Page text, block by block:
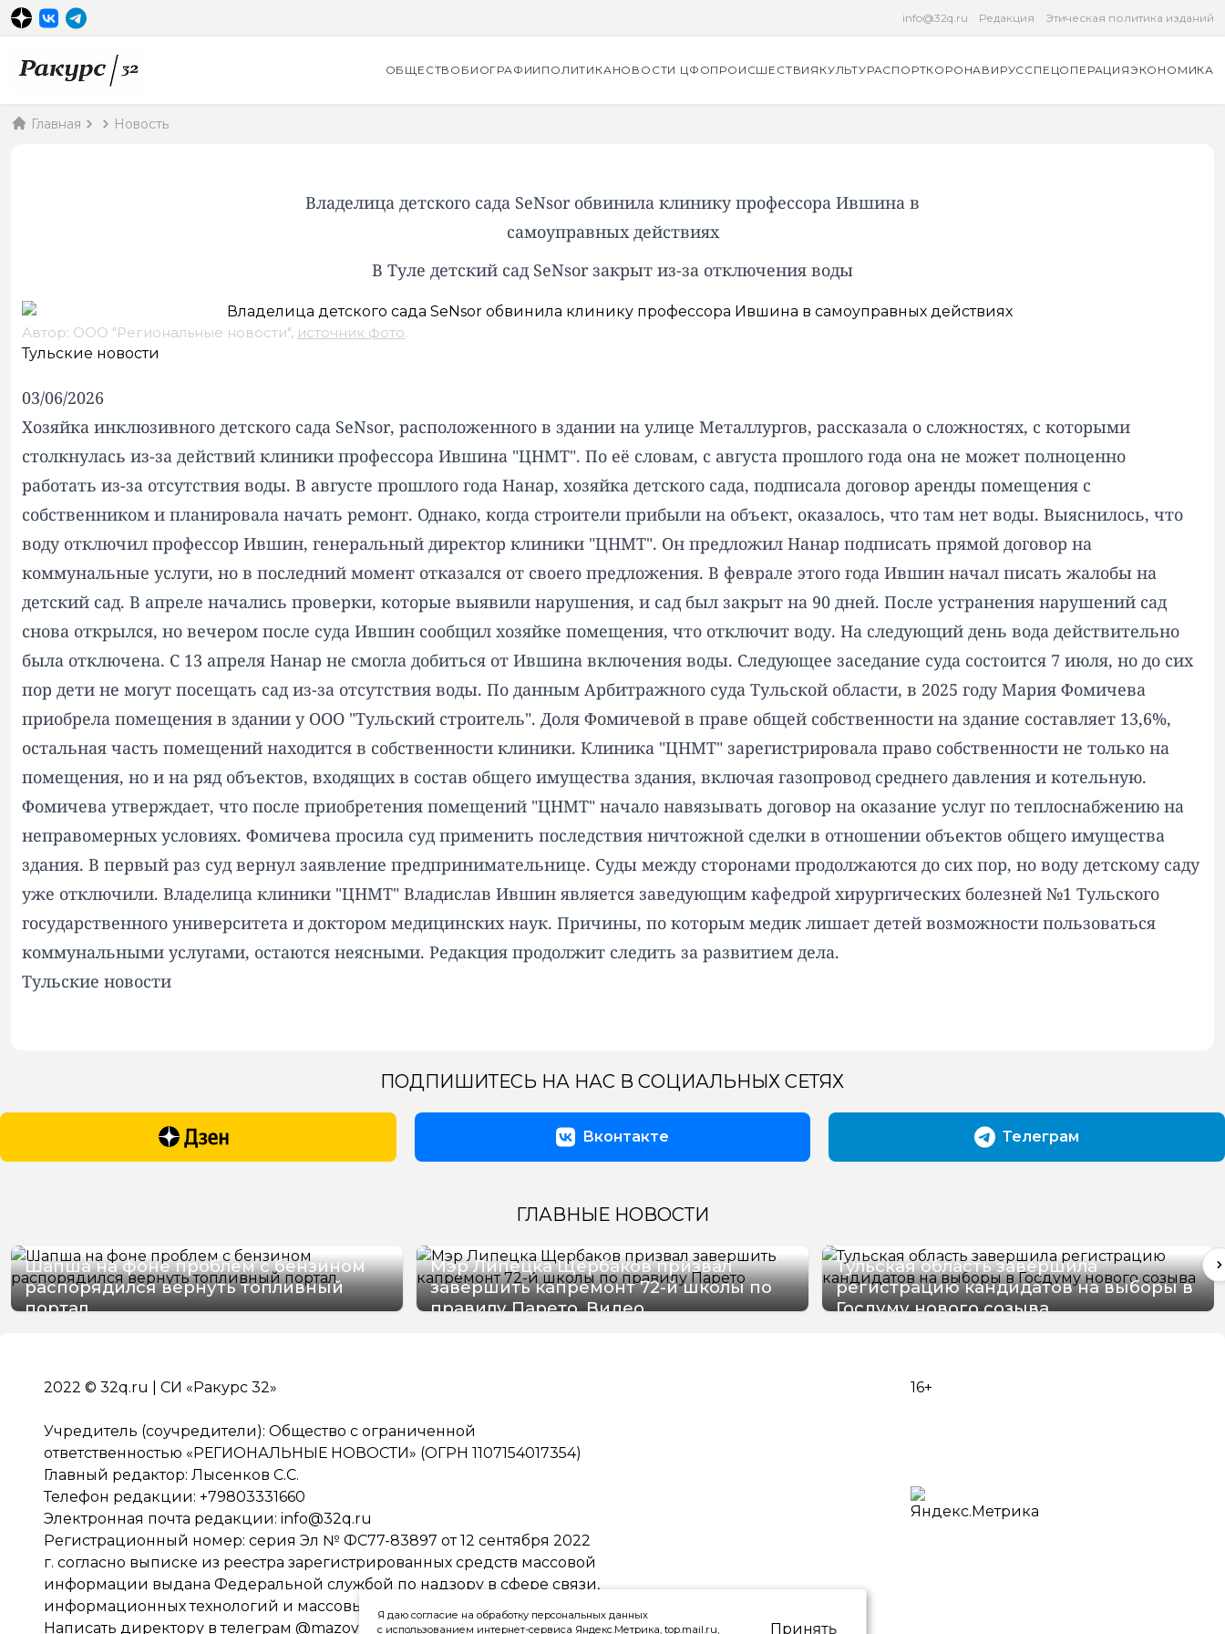
info@32q.ru Редакция Этическая политика изданий
ОБЩЕСТВО БИОГРАФИИ ПОЛИТИКАНОВОСТИ ЦФОПРОИСШЕСТВИЯ КУЛЬТУРАСПОРТКОРОНАВИРУССПЕЦОПЕРАЦИЯЭКОНОМИКА
Главная Новость
Владелица детского сада SeNsor обвинила клинику профессора Ившина в
самоуправных действиях
В Туле детский сад SeNsor закрыт из-за отключения воды
Автор: ООО "Региональные новости", источник фото.
Тульские новости
03/06/2026
Хозяйка инклюзивного детского сада SeNsor, расположенного в здании на улице Металлургов, рассказала о сложностях, с которыми
столкнулась из-за действий клиники профессора Ившина "ЦНМТ". По её словам, с августа прошлого года она не может полноценно
работать из-за отсутствия воды. В августе прошлого года Нанар, хозяйка детского сада, подписала договор аренды помещения с
собственником и планировала начать ремонт. Однако, когда строители прибыли на объект, оказалось, что там нет воды. Выяснилось, что
воду отключил профессор Ившин, генеральный директор клиники "ЦНМТ". Он предложил Нанар подписать прямой договор на
коммунальные услуги, но в последний момент отказался от своего предложения. В феврале этого года Ившин начал писать жалобы на
детский сад. В апреле начались проверки, которые выявили нарушения, и сад был закрыт на 90 дней. После устранения нарушений сад
снова открылся, но вечером после суда Ившин сообщил хозяйке помещения, что отключит воду. На следующий день вода действительно
была отключена. С 13 апреля Нанар не смогла добиться от Ившина включения воды. Следующее заседание суда состоится 7 июля, но до сих
пор дети не могут посещать сад из-за отсутствия воды. По данным Арбитражного суда Тульской области, в 2025 году Мария Фомичева
приобрела помещения в здании у ООО "Тульский строитель". Доля Фомичевой в праве общей собственности на здание составляет 13,6%,
остальная часть помещений находится в собственности клиники. Клиника "ЦНМТ" зарегистрировала право собственности не только на
помещения, но и на ряд объектов, входящих в состав общего имущества здания, включая газопровод среднего давления и котельную.
Фомичева утверждает, что после приобретения помещений "ЦНМТ" начало навязывать договор на оказание услуг по теплоснабжению на
неправомерных условиях. Фомичева просила суд применить последствия ничтожной сделки в отношении объектов общего имущества
здания. В первый раз суд вернул заявление предпринимательнице. Суды между сторонами продолжаются до сих пор, но воду детскому саду
уже отключили. Владелица клиники "ЦНМТ" Владислав Ившин является заведующим кафедрой хирургических болезней №1 Тульского
государственного университета и доктором медицинских наук. Причины, по которым медик лишает детей возможности пользоваться
коммунальными услугами, остаются неясными. Редакция продолжит следить за развитием дела.
Тульские новости
ПОДПИШИТЕСЬ НА НАС В СОЦИАЛЬНЫХ СЕТЯХ
Вконтакте Телеграм
ГЛАВНЫЕ НОВОСТИ
Шапша на фоне проблем с бензином
распорядился вернуть топливный
портал
Мэр Липецка Щербаков призвал
завершить капремонт 72-й школы по
правилу Парето. Видео
Тульская область завершила
регистрацию кандидатов на выборы в
Госдуму нового созыва
2022 © 32q.ru | СИ «Ракурс 32»
Учредитель (соучредители): Общество с ограниченной
ответственностью «РЕГИОНАЛЬНЫЕ НОВОСТИ» (ОГРН 1107154017354)
Главный редактор: Лысенков С.С.
Телефон редакции: +79803331660
Электронная почта редакции: info@32q.ru
Регистрационный номер: серия Эл № ФС77-83897 от 12 сентября 2022
г. согласно выписке из реестра зарегистрированных средств массовой
информации выдана Федеральной службой по надзору в сфере связи,
информационных технологий и массовых коммуникаций
Написать директору в телеграм @mazov
16+
Я даю согласие на обработку персональных данных
с использованием интернет-сервиса Яндекс.Метрика, top.mail.ru,
Принять